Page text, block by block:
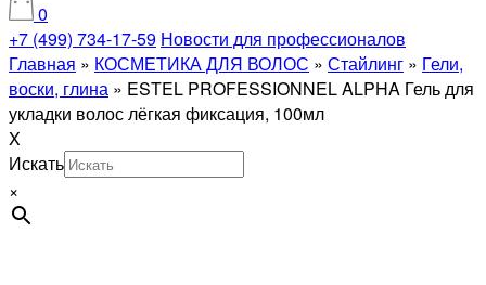
0
+7 (499) 734-17-59 Новости для профессионалов
Главная » КОСМЕТИКА ДЛЯ ВОЛОС » Стайлинг » Гели,
воски, глина » ESTEL PROFESSIONNEL ALPHA Гель для
укладки волос лёгкая фиксация, 100мл
X
Искать
×